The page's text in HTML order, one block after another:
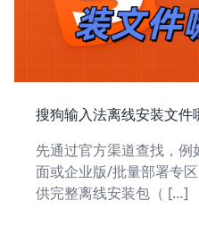
搜狗输入法离线安装文件
先通过官方渠道查找，
面或企业版/批量部署专
供完整离线安装包（ […]